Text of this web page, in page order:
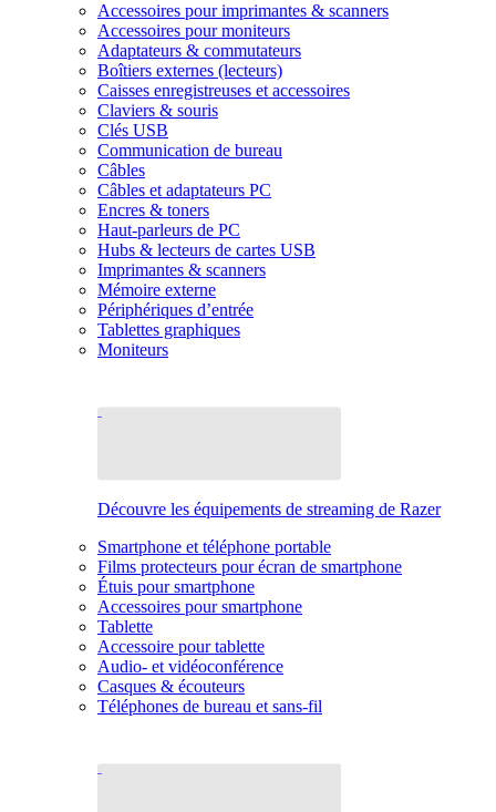
Accessoires pour imprimantes & scanners
Accessoires pour moniteurs
Adaptateurs & commutateurs
Boîtiers externes (lecteurs)
Caisses enregistreuses et accessoires
Claviers & souris
Clés USB
Communication de bureau
Câbles
Câbles et adaptateurs PC
Encres & toners
Haut-parleurs de PC
Hubs & lecteurs de cartes USB
Imprimantes & scanners
Mémoire externe
Périphériques d’entrée
Tablettes graphiques
Moniteurs
Découvre les équipements de streaming de Razer
Smartphone et téléphone portable
Films protecteurs pour écran de smartphone
Étuis pour smartphone
Accessoires pour smartphone
Tablette
Accessoire pour tablette
Audio- et vidéoconférence
Casques & écouteurs
Téléphones de bureau et sans-fil